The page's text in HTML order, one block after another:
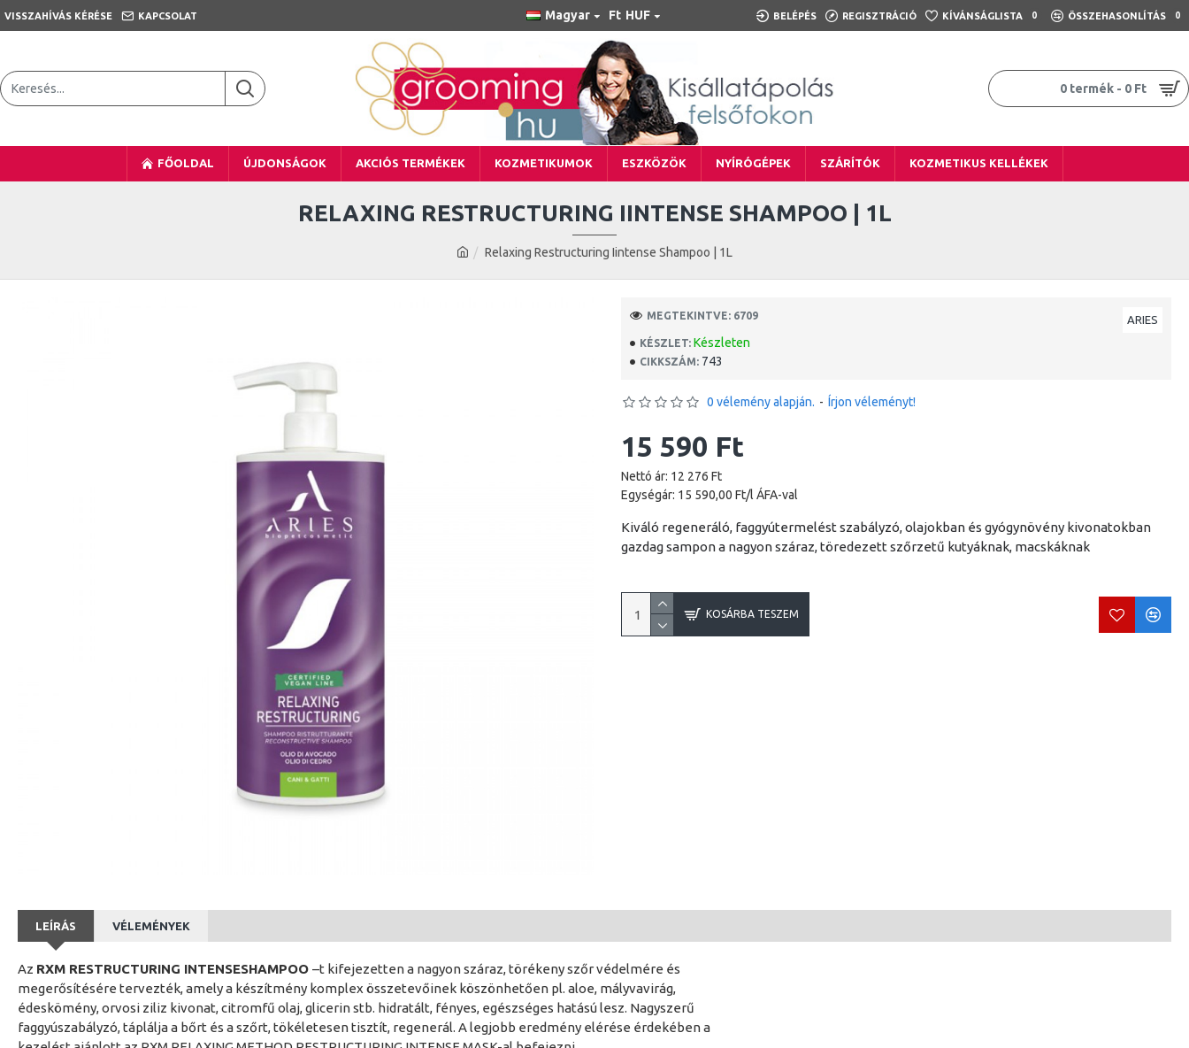
VISSZAHÍVÁS KÉRÉSE KAPCSOLAT Magyar Ft HUF BELÉPÉS REGISZTRÁCIÓ KÍVÁNSÁGLISTA 0 ÖSSZEHASONLÍTÁS 0
0 termék - 0 Ft
FŐOLDAL ÚJDONSÁGOK AKCIÓS TERMÉKEK KOZMETIKUMOK ESZKÖZÖK NYÍRÓGÉPEK SZÁRÍTÓK KOZMETIKUS KELLÉKEK
Relaxing Restructuring Iintense Shampoo | 1L
RELAXING RESTRUCTURING IINTENSE SHAMPOO | 1L
KÉSZLET: Készleten
CIKKSZÁM: 743
ARIES
MEGTEKINTVE: 6709
0 vélemény alapján. - Írjon véleményt!
15 590 Ft
Nettó ár: 12 276 Ft
Egységár: 15 590,00 Ft/l ÁFA-val
Kiváló regeneráló, faggyútermelést szabályzó, olajokban és gyógynövény kivonatokban
gazdag sampon a nagyon száraz, töredezett szőrzetű kutyáknak, macskáknak
KOSÁRBA TESZEM
LEÍRÁS VÉLEMÉNYEK
Az RXM RESTRUCTURING INTENSESHAMPOO –t kifejezetten a nagyon száraz, törékeny szőr védelmére és
megerősítésére tervezték, amely a készítmény komplex összetevőinek köszönhetően pl. aloe, mályvavirág,
édeskömény, orvosi ziliz kivonat, citromfű olaj, glicerin stb. hidratált, fényes, egészséges hatású lesz. Nagyszerű
faggyúszabályzó, táplálja a bőrt és a szőrt, tökéletesen tisztít, regenerál. A legjobb eredmény elérése érdekében a